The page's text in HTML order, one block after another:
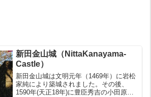
新田金山城（NittaKanayama-
Castle）
新田金山城は文明元年（1469年）に岩松
家純により築城されました。その後、
1590年(天正18年)に豊臣秀吉の小田原征